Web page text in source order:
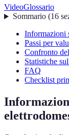
VideoGlossario
Sommario(16
Informazioni
Passi per
Confronto
Statistiche
FAQ
Checklist